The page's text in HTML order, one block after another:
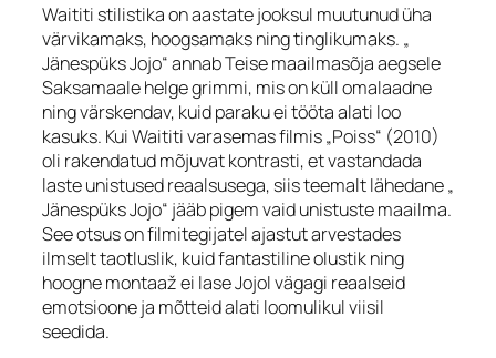
Waititi stilistika on aastate jooksul muutunud üha
värvikamaks, hoogsamaks ning tinglikumaks. „
Jänespüks Jojo“ annab Teise maailmasõja aegsele
Saksamaale helge grimmi, mis on küll omalaadne
ning värskendav, kuid paraku ei tööta alati loo
kasuks. Kui Waititi varasemas filmis „Poiss“ (2010)
oli rakendatud mõjuvat kontrasti, et vastandada
laste unistused reaalsusega, siis teemalt lähedane „
Jänespüks Jojo“ jääb pigem vaid unistuste maailma.
See otsus on filmitegijatel ajastut arvestades
ilmselt taotluslik, kuid fantastiline olustik ning
hoogne montaaž ei lase Jojol vägagi reaalseid
emotsioone ja mõtteid alati loomulikul viisil
seedida.